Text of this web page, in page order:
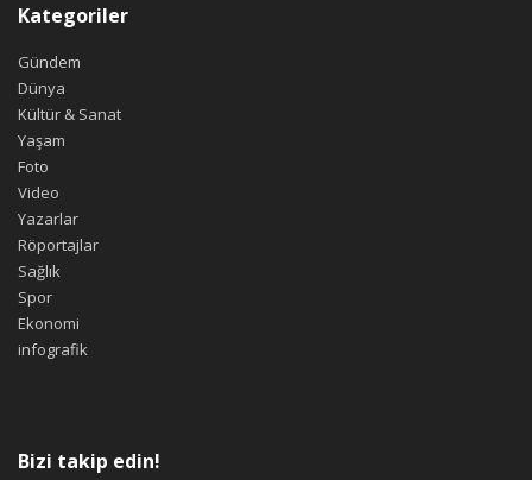
Kategoriler
Gündem
Dünya
Kültür & Sanat
Yaşam
Foto
Video
Yazarlar
Röportajlar
Sağlık
Spor
Ekonomi
infografik
Bizi takip edin!